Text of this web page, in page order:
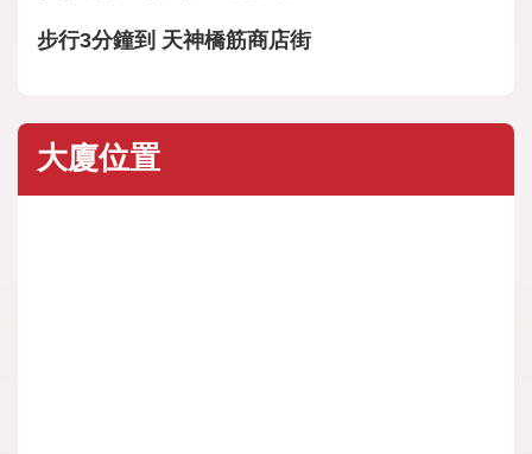
步行3分鐘到 天神橋筋商店街
大廈位置